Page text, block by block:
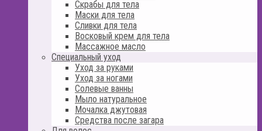
Скрабы для тела
Маски для тела
Сливки для тела
Восковый крем для тела
Массажное масло
Специальный уход
Уход за руками
Уход за ногами
Солевые ванны
Мыло натуральное
Мочалка джутовая
Средства после загара